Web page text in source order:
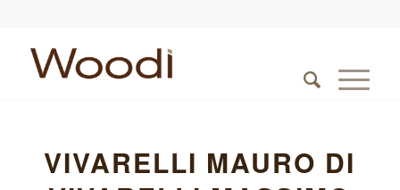
VIVARELLI MAURO DI